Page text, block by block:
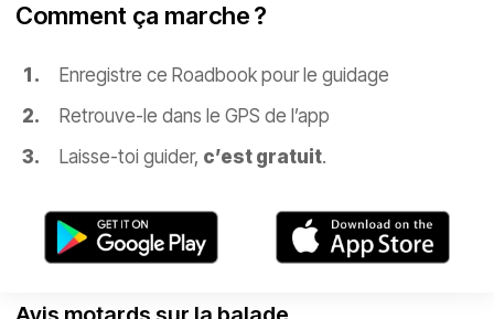
Comment ça marche ?
Enregistre ce Roadbook pour le guidage
Retrouve-le dans le GPS de l’app
Laisse-toi guider, c’est gratuit.